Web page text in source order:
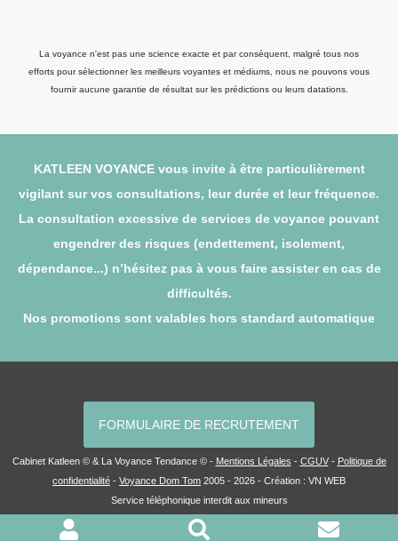
La voyance n'est pas une science exacte et par conséquent, malgré tous nos
efforts pour sélectionner les meilleurs voyantes et médiums, nous ne pouvons vous
fournir aucune garantie de résultat sur les prédictions ou leurs datations.
KATLEEN VOYANCE vous invite à être particulièrement
vigilant sur vos consultations, leur durée et leur fréquence.
La consultation excessive de services de voyance pouvant
engendrer des risques (endettement, isolement,
dépendance...) n’hésitez pas à vous faire assister en cas de
difficultés.
Nos promotions sont valables hors standard automatique
FORMULAIRE DE RECRUTEMENT
Cabinet Katleen © & La Voyance Tendance © - Mentions Légales - CGUV- Politique de
confidentialité - Voyance Dom Tom 2005 - 2026 - Création : VN WEB
Service téléphonique interdit aux mineurs